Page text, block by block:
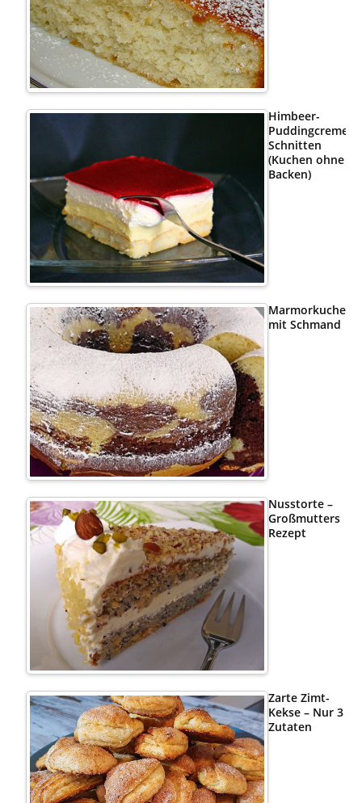
Himbeer-
Puddingcreme
Schnitten
(Kuchen ohne
Backen)
Marmorkuchen
mit Schmand
Nusstorte –
Großmutters
Rezept
Zarte Zimt-
Kekse – Nur 3
Zutaten